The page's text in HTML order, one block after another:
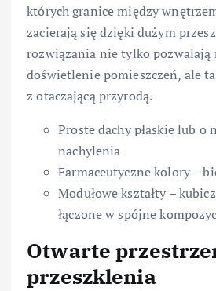
których granice między
zacierają się dzięki dużym
rozwiązania nie tylko pozwalają
doświetlenie pomieszczeń, ale
z otaczającą przyrodą.
Proste dachy płaskie lub o
nachylenia
Farmaceutyczne kolory –
Modułowe kształty –
łączone w spójne
Otwarte
przeszklenia